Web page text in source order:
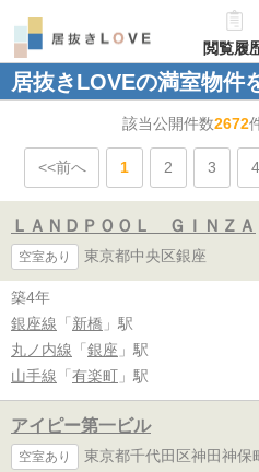
閲覧履
居抜きLOVEの満室物件
該当公開件数2672
<<前へ 1 2 3 4
ＬＡＮＤＰＯＯＬ ＧＩＮＺＡ
空室あり 東京都中央区銀座
築4年
銀座線 「 新橋 」駅
丸ノ内線 「 銀座 」駅
山手線 「 有楽町 」駅
アイピー第一ビル
空室あり 東京都千代田区神田神保